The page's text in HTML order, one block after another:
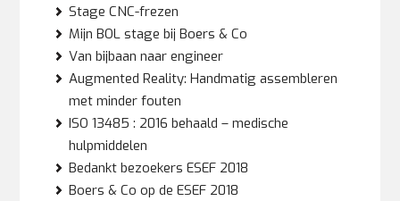
Stage CNC-frezen
Mijn BOL stage bij Boers & Co
Van bijbaan naar engineer
Augmented Reality: Handmatig assembleren
met minder fouten
ISO 13485 : 2016 behaald – medische
hulpmiddelen
Bedankt bezoekers ESEF 2018
Boers & Co op de ESEF 2018